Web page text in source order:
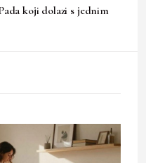
koji dolazi s jednim